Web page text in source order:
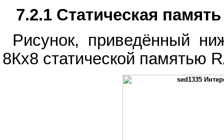
7.2.1 Статическая
Рисунок, приведённый
8Кx8 статической памятью